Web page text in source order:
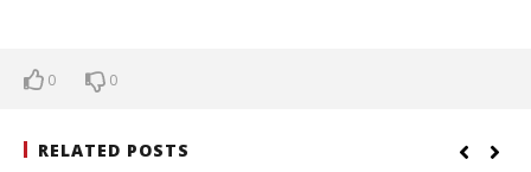
0 0
RELATED POSTS